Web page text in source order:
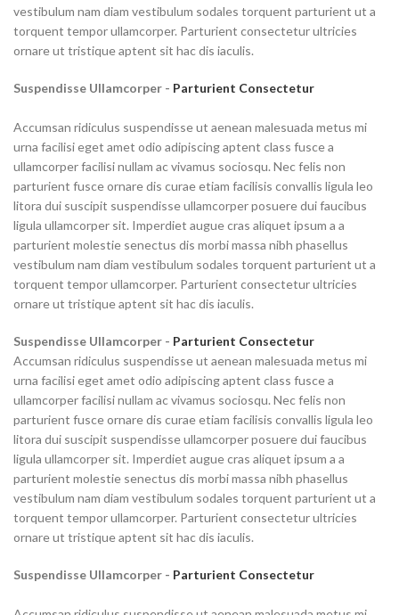
vestibulum nam diam vestibulum sodales torquent parturient ut a
torquent tempor ullamcorper. Parturient consectetur ultricies
ornare ut tristique aptent sit hac dis iaculis.
Suspendisse Ullamcorper - Parturient Consectetur
Accumsan ridiculus suspendisse ut aenean malesuada metus mi
urna facilisi eget amet odio adipiscing aptent class fusce a
ullamcorper facilisi nullam ac vivamus sociosqu. Nec felis non
parturient fusce ornare dis curae etiam facilisis convallis ligula leo
litora dui suscipit suspendisse ullamcorper posuere dui faucibus
ligula ullamcorper sit. Imperdiet augue cras aliquet ipsum a a
parturient molestie senectus dis morbi massa nibh phasellus
vestibulum nam diam vestibulum sodales torquent parturient ut a
torquent tempor ullamcorper. Parturient consectetur ultricies
ornare ut tristique aptent sit hac dis iaculis.
Suspendisse Ullamcorper - Parturient Consectetur
Accumsan ridiculus suspendisse ut aenean malesuada metus mi
urna facilisi eget amet odio adipiscing aptent class fusce a
ullamcorper facilisi nullam ac vivamus sociosqu. Nec felis non
parturient fusce ornare dis curae etiam facilisis convallis ligula leo
litora dui suscipit suspendisse ullamcorper posuere dui faucibus
ligula ullamcorper sit. Imperdiet augue cras aliquet ipsum a a
parturient molestie senectus dis morbi massa nibh phasellus
vestibulum nam diam vestibulum sodales torquent parturient ut a
torquent tempor ullamcorper. Parturient consectetur ultricies
ornare ut tristique aptent sit hac dis iaculis.
Suspendisse Ullamcorper - Parturient Consectetur